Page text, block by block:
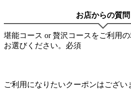
お店からの質問
堪能コース or 贅沢コースをご利用
お選びください。 必須
ご利用になりたいクーポンはござい